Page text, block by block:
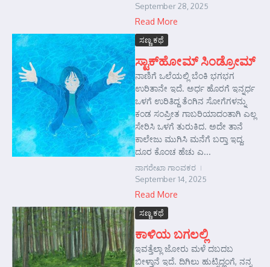
September 28, 2025
Read More
ಸಣ್ಣ ಕಥೆ
ಸ್ಟಾಕ್‌ಹೋಮ್ ಸಿಂಡ್ರೋಮ್
ನಾಣಿಗೆ ಒಲೆಯಲ್ಲಿ ಬೆಂಕಿ ಭಗಭಗ
ಉರಿತಾನೇ ಇದೆ. ಅರ್ಧ ಹೊರಗೆ ಇನ್ನರ್ಧ
ಒಳಗೆ ಉರಿತಿದ್ದ ತೆಂಗಿನ ಸೋಗೆಗಳನ್ನು
ಕಂಡ ಸಂಪ್ರೀತ ಗಾಬರಿಯಾದಂತಾಗಿ ಎಲ್ಲ
ಸೇರಿಸಿ ಒಳಗೆ ತುರುಕಿದ. ಅದೇ ತಾನೆ
ಕಾಲೇಜು ಮುಗಿಸಿ ಮನೆಗೆ ಬರ್‍ತಾ ಇದ್ದ.
ದೂರ ಕೊಂಚ ಹೆಚು ಎ...
ನಾಗರೇಖಾ ಗಾಂವಕರ
September 14, 2025
Read More
ಸಣ್ಣ ಕಥೆ
ಕಾಳಿಯ ಬಗಲಲ್ಲಿ
ಇವತ್ತೆಲ್ಲಾ ಜೋರು ಮಳೆ ದಬದಬ
ಬೀಳ್ತಾನೆ ಇದೆ. ದಿಗಿಲು ಹುಟ್ಸಿದ್ಹಂಗೆ, ನನ್ನ